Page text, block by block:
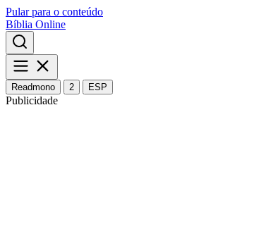
Pular para o conteúdo
Bíblia Online
Readmono 2 ESP
Publicidade